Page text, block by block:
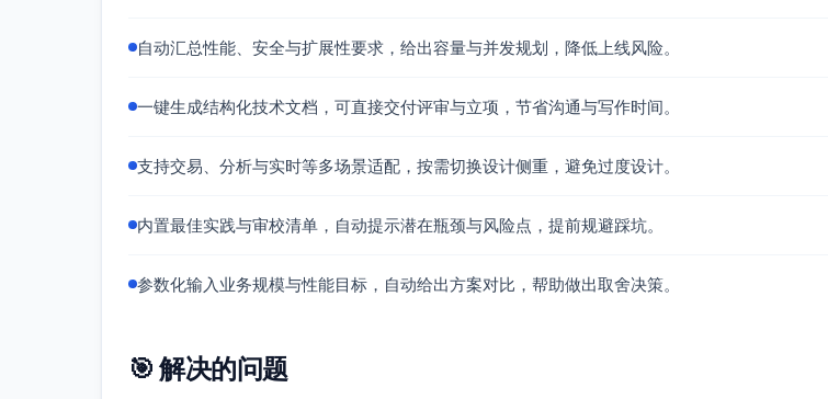
lead
source_detail(varchar(255)), status(varchar(32) 枚举：
company(varchar(255)), contact_name(varchar(200)), email(varchar(255)),
owner_id(uuid), territory_id(uuid)
lead_id(uuid), score_model_id(uuid), score(int), factors(jsonb), scored_at(timestamptz)
dedup_rule
自动汇总性能、安全与扩展性要求，给出容量与并发规划，降低上线风险。
一键生成结构化技术文档，可直接交付评审与立项，节省沟通与写作时间。
支持交易、分析与实时等多场景适配，按需切换设计侧重，避免过度设计。
内置最佳实践与审校清单，自动提示潜在瓶颈与风险点，提前规避踩坑。
参数化输入业务规模与性能目标，自动给出方案对比，帮助做出取舍决策。
🎯 解决的问题